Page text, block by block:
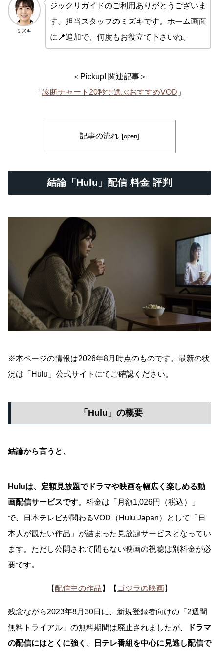
ミズキ
ジックリガイドのご利用ありがとうございま
す。担当スタッフのミズキです。ホーム画面
に📍追加で、何度もお役立て下さいね。
＜Pickup! 関連記事＞
「 診断チャート20秒で選ぶおすすめVOD 」
記事の流れ
結論「Hulu」配信 料金 評判
※本ページの情報は2026年8月時点のものです。最新の状
況は「Hulu」公式サイトにてご確認ください。
「Hulu」の概要
結論から言うと、
Huluは、定額見放題でドラマや映画を幅広く楽しめる動
画配信サービスです。料金は「月額1,026円（税込）」
で、日本テレビが関わるVOD（Hulu Japan）として「日
本人が観たい作品」が詰まった見放題サービスとなってい
ます。ただし公開されて間もない映画の視聴は別料金が必
要です。
【 配信中の作品 】【 ゴジラの映画】
残念ながら2023年8月30日に、新規登録者向けの「2週間
無料トライアル」の無料期間は廃止されましたが、
ドラマ
の配信にはとくに強く、日テレ番組を中心に見逃し配信で